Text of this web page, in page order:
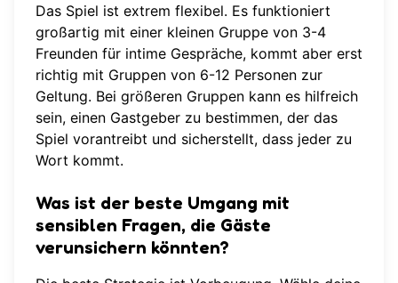
Das Spiel ist extrem flexibel. Es funktioniert
großartig mit einer kleinen Gruppe von 3-4
Freunden für intime Gespräche, kommt aber erst
richtig mit Gruppen von 6-12 Personen zur
Geltung. Bei größeren Gruppen kann es hilfreich
sein, einen Gastgeber zu bestimmen, der das
Spiel vorantreibt und sicherstellt, dass jeder zu
Wort kommt.
Was ist der beste Umgang mit
sensiblen Fragen, die Gäste
verunsichern könnten?